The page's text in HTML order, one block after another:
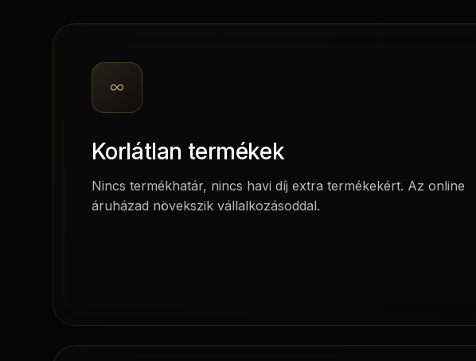
Korlátlan termékek
Nincs termékhatár, nincs havi díj extra termékekért. Az online
áruházad növekszik vállalkozásoddal.